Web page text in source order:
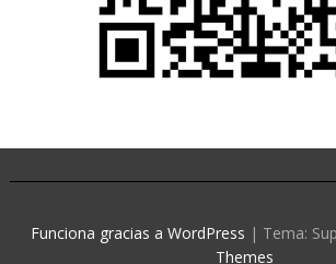
Funciona gracias a WordPress | Tema:
Themes